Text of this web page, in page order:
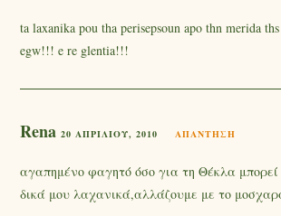
ta laxanika pou tha perisepsoun apo thn merida
egw!!! e re glentia!!!
Rena 20 ΑΠΡΙΛΊΟΥ, 2010 ΑΠΆΝΤΗΣΗ
αγαπημένο φαγητό όσο για τη Θέκλα
δικά μου λαχανικά,αλλάζουμε με το